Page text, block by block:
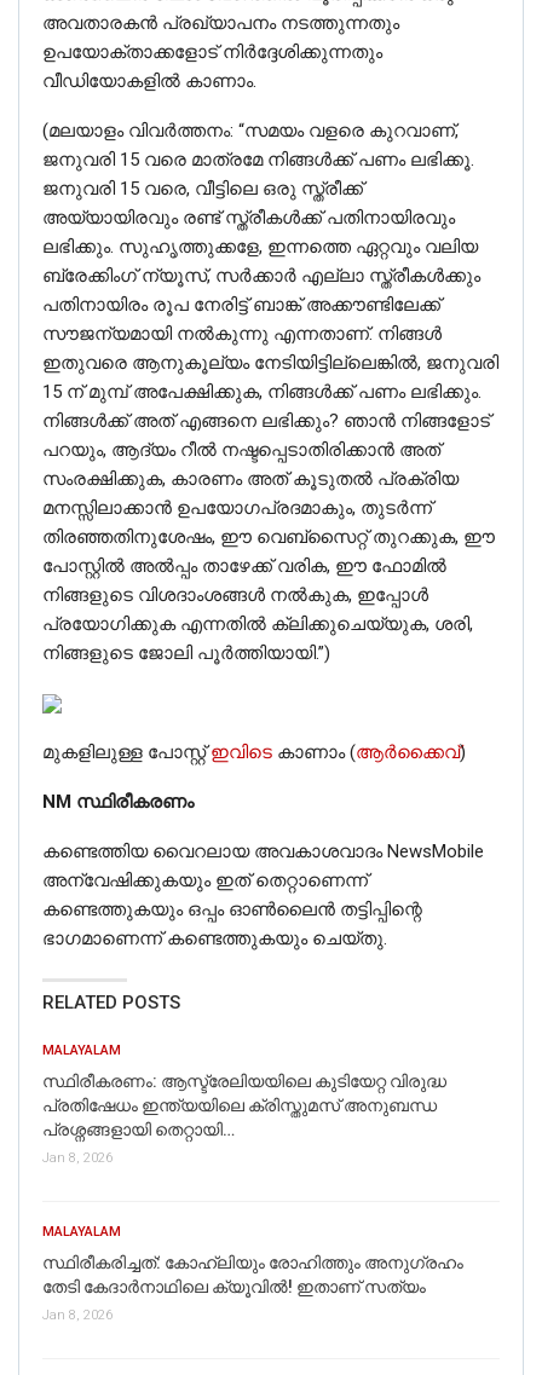
അവതാരകൻ പ്രഖ്യാപനം നടത്തുന്നതും
ഉപയോക്താക്കളോട് നിർദ്ദേശിക്കുന്നതും
വീഡിയോകളിൽ കാണാം.
(മലയാളം വിവർത്തനം: “സമയം വളരെ കുറവാണ്,
ജനുവരി 15 വരെ മാത്രമേ നിങ്ങൾക്ക് പണം ലഭിക്കൂ.
ജനുവരി 15 വരെ, വീട്ടിലെ ഒരു സ്ത്രീക്ക്
അയ്യായിരവും രണ്ട് സ്ത്രീകൾക്ക് പതിനായിരവും
ലഭിക്കും. സുഹൃത്തുക്കളേ, ഇന്നത്തെ ഏറ്റവും വലിയ
ബ്രേക്കിംഗ് ന്യൂസ്, സർക്കാർ എല്ലാ സ്ത്രീകൾക്കും
പതിനായിരം രൂപ നേരിട്ട് ബാങ്ക് അക്കൗണ്ടിലേക്ക്
സൗജന്യമായി നൽകുന്നു എന്നതാണ്. നിങ്ങൾ
ഇതുവരെ ആനുകൂല്യം നേടിയിട്ടില്ലെങ്കിൽ, ജനുവരി
15 ന് മുമ്പ് അപേക്ഷിക്കുക, നിങ്ങൾക്ക് പണം ലഭിക്കും.
നിങ്ങൾക്ക് അത് എങ്ങനെ ലഭിക്കും? ഞാൻ നിങ്ങളോട്
പറയും, ആദ്യം റീൽ നഷ്ടപ്പെടാതിരിക്കാൻ അത്
സംരക്ഷിക്കുക, കാരണം അത് കൂടുതൽ പ്രക്രിയ
മനസ്സിലാക്കാൻ ഉപയോഗപ്രദമാകും, തുടർന്ന്
തിരഞ്ഞതിനുശേഷം, ഈ വെബ്‌സൈറ്റ് തുറക്കുക, ഈ
പോസ്റ്റിൽ അൽപ്പം താഴേക്ക് വരിക, ഈ ഫോമിൽ
നിങ്ങളുടെ വിശദാംശങ്ങൾ നൽകുക, ഇപ്പോൾ
പ്രയോഗിക്കുക എന്നതിൽ ക്ലിക്കുചെയ്യുക, ശരി,
നിങ്ങളുടെ ജോലി പൂർത്തിയായി.”)
മുകളിലുള്ള പോസ്റ്റ്ഇവിടെ കാണാം (ആർക്കൈവ്)
NM സ്ഥിരീകരണം
കണ്ടെത്തിയ വൈറലായ അവകാശവാദം NewsMobile
അന്വേഷിക്കുകയും ഇത് തെറ്റാണെന്ന്
കണ്ടെത്തുകയും ഒപ്പം ഓണ്‍ലൈന്‍ തട്ടിപ്പിന്റെ
ഭാഗമാണെന്ന് കണ്ടെത്തുകയും ചെയ്തു.
RELATED POSTS
MALAYALAM
സ്ഥിരീകരണം: ആസ്ട്രേലിയയിലെ കുടിയേറ്റ വിരുദ്ധ
പ്രതിഷേധം ഇന്ത്യയിലെ ക്രിസ്തുമസ് അനുബന്ധ
പ്രശ്നങ്ങളായി തെറ്റായി…
Jan 8, 2026
MALAYALAM
സ്ഥിരീകരിച്ചത്: കോഹ്‌ലിയും രോഹിത്തും അനുഗ്രഹം
തേടി കേദാര്‍നാഥിലെ ക്യൂവില്‍! ഇതാണ് സത്യം
Jan 8, 2026